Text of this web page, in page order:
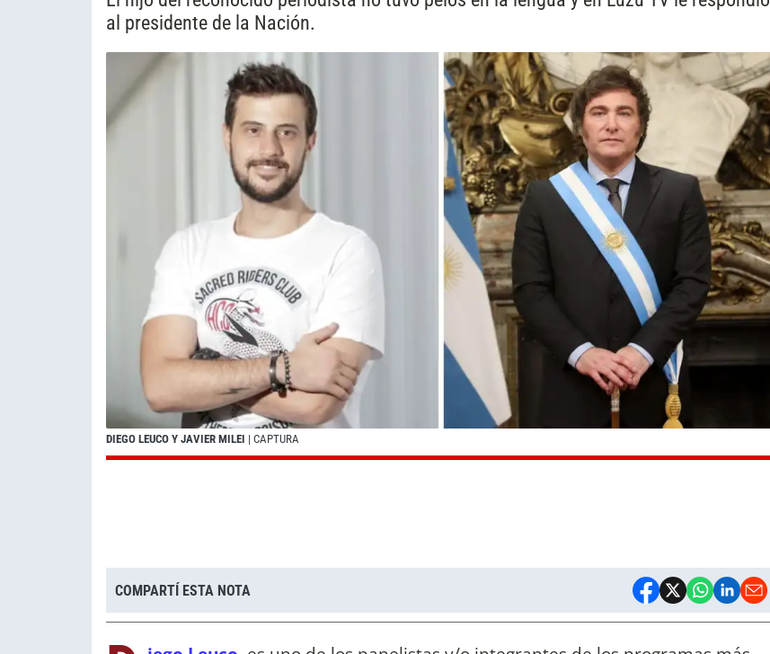
al presidente de la Nación.
DIEGO LEUCO Y JAVIER MILEI | CAPTURA
COMPARTÍ ESTA NOTA